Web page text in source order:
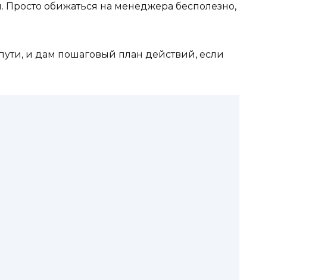
обижаться на менеджера бесполезно,
и дам пошаговый план действий, если